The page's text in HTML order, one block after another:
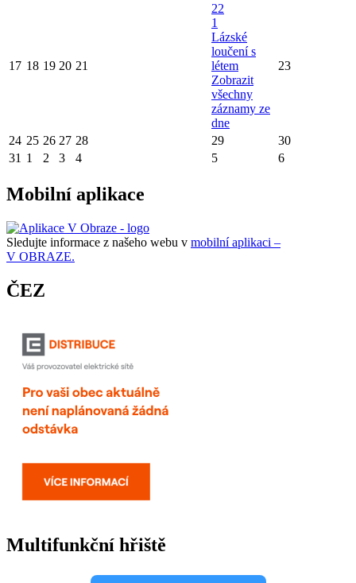
17 18 19 20 21
22
1
Lázské
loučení s
létem
Zobrazit
všechny
záznamy ze
dne
23
24 25 26 27 28 29
30
31 1 2 3 4 5 6
Mobilní aplikace
Sledujte informace z našeho webu v mobilní aplikaci –
V OBRAZE.
ČEZ
Multifunkční hřiště